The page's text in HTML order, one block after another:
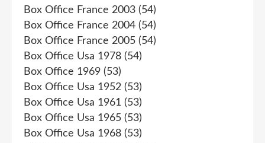
Box Office France 2003 (54)
Box Office France 2004 (54)
Box Office France 2005 (54)
Box Office Usa 1978 (54)
Box Office 1969 (53)
Box Office Usa 1952 (53)
Box Office Usa 1961 (53)
Box Office Usa 1965 (53)
Box Office Usa 1968 (53)